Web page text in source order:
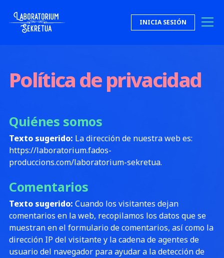
Laboratorium Sekretua INICIA SESIÓN
Política de privacidad
Quiénes somos
Texto sugerido: La dirección de nuestra web es:
https://laboratorium.fados-
produccions.com/laboratorium-sekretua.
Comentarios
Texto sugerido: Cuando los visitantes dejan
comentarios en la web, recopilamos los datos que se
muestran en el formulario de comentarios, así como la
dirección IP del visitante y la cadena de agentes de
usuario del navegador para ayudar a la detección de